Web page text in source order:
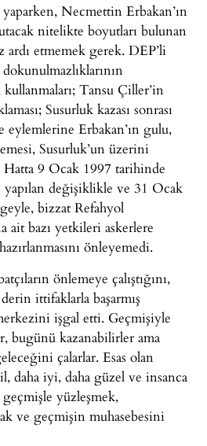
Necmettin Erbakan’ın
nitelikte boyutları bulunan
ardı etmemek gerek. DEP’li
kullanmaları; Tansu Çiller’in
Susurluk kazası sonrası
eylemlerine Erbakan’ın gulu,
Susurluk’un üzerini
Hatta 9 Ocak 1997 tarihinde
değişiklikle ve 31 Ocak
bizzat Refahyol
ait bazı yetkileri askerlere
önleyemedi.
önlemeye çalıştığını,
ittifaklarla başarmış
işgal etti. Geçmişiyle
bugünü kazanabilirler ama
çalarlar. Esas olan
daha iyi, daha güzel ve insanca
yüzleşmek,
ve geçmişin muhasebesini